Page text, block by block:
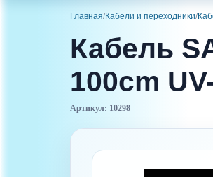
Главная/Кабели и переходники/
Кабель
100cm
Артикул: 10298